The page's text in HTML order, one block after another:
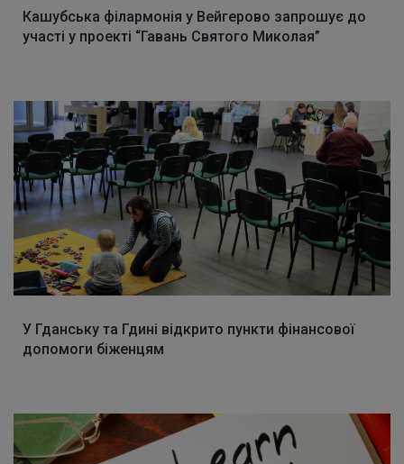
Кашубська філармонія у Вейгерово запрошує до
участі у проекті “Гавань Святого Миколая”
У Гданську та Гдині відкрито пункти фінансової
допомоги біженцям